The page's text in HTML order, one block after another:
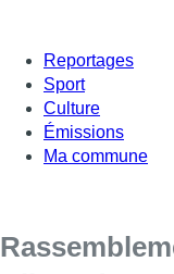
Reportages
Sport
Culture
Émissions
Ma commune